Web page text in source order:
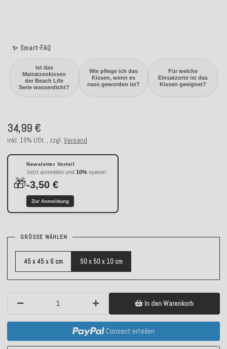
✨ Smart-FAQ
Ist das
Matratzenkissen
der Beach Life
Serie wasserdicht?
Wie pflege ich das
Kissen, wenn es
nass geworden ist?
Für welche
Einsatzorte ist das
Kissen geeignet?
34,99 €
inkl. 19% USt. , zzgl. Versand
🎁
Newsletter Vorteil
Jetzt anmelden und 10% sparen:
-3,50 €
Zur Anmeldung
GRÖSSE WÄHLEN
45 x 45 x 6 cm 50 x 50 x 10 cm
In den Warenkorb
Consent erteilen